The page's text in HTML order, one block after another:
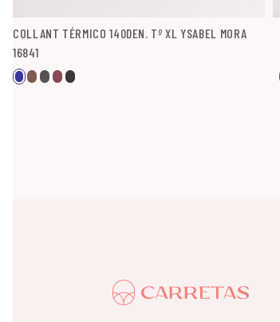
COLLANT TÉRMICO 140DEN. Tº XL YSABEL MORA
16841